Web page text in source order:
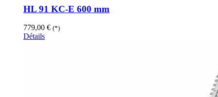
HL 91 KC-E 600 mm
779,00 € (*)
Détails